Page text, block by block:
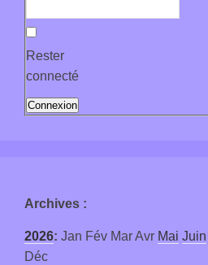
Rester
connecté
Connexion
Archives :
2026: Jan Fév MarAvr Mai Juin
Déc